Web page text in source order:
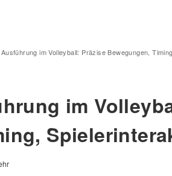
im Volleyball: Präzise Bewegungen,
im